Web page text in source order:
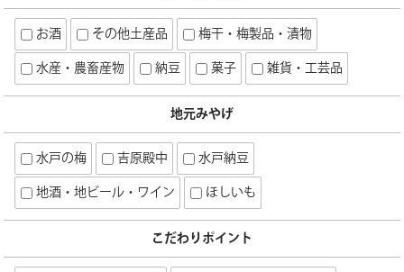
お酒 その他土産品
梅干・梅製品・漬物
水産・農畜産物
納豆 菓子 雑貨・工芸品
地元みやげ
水戸の梅 吉原殿中
水戸納豆
地酒・地ビール・ワイン
ほしいも
こだわりポイント